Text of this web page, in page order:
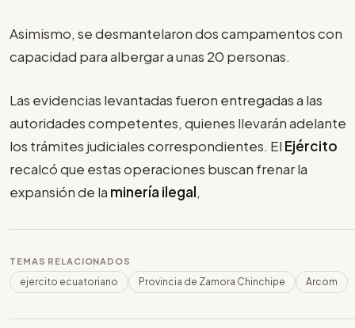
Asimismo, se desmantelaron dos campamentos con
capacidad para albergar a unas 20 personas.
Las evidencias levantadas fueron entregadas a las
autoridades competentes, quienes llevarán adelante
los trámites judiciales correspondientes. El Ejército
recalcó que estas operaciones buscan frenar la
expansión de la minería ilegal,
TEMAS RELACIONADOS
ejercito ecuatoriano Provincia de Zamora Chinchipe Arcom